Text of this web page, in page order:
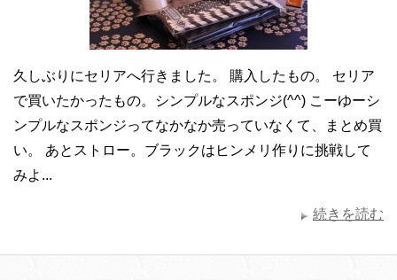
久しぶりにセリアへ行きました。 購入したもの。 セリア
で買いたかったもの。シンプルなスポンジ(^^) こーゆーシ
ンプルなスポンジってなかなか売っていなくて、まとめ買
い。 あとストロー。ブラックはヒンメリ作りに挑戦して
みよ...
続きを読む